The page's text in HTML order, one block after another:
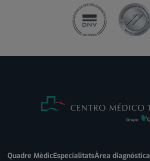
Quadre MèdicEspecialitatsÀrea diagnòstica